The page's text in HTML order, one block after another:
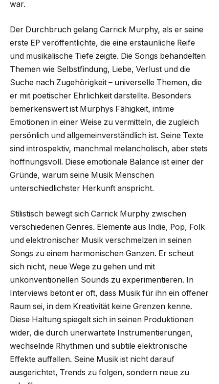
war.
Der Durchbruch gelang Carrick Murphy, als er seine
erste EP veröffentlichte, die eine erstaunliche Reife
und musikalische Tiefe zeigte. Die Songs behandelten
Themen wie Selbstfindung, Liebe, Verlust und die
Suche nach Zugehörigkeit – universelle Themen, die
er mit poetischer Ehrlichkeit darstellte. Besonders
bemerkenswert ist Murphys Fähigkeit, intime
Emotionen in einer Weise zu vermitteln, die zugleich
persönlich und allgemeinverständlich ist. Seine Texte
sind introspektiv, manchmal melancholisch, aber stets
hoffnungsvoll. Diese emotionale Balance ist einer der
Gründe, warum seine Musik Menschen
unterschiedlichster Herkunft anspricht.
Stilistisch bewegt sich Carrick Murphy zwischen
verschiedenen Genres. Elemente aus Indie, Pop, Folk
und elektronischer Musik verschmelzen in seinen
Songs zu einem harmonischen Ganzen. Er scheut
sich nicht, neue Wege zu gehen und mit
unkonventionellen Sounds zu experimentieren. In
Interviews betont er oft, dass Musik für ihn ein offener
Raum sei, in dem Kreativität keine Grenzen kenne.
Diese Haltung spiegelt sich in seinen Produktionen
wider, die durch unerwartete Instrumentierungen,
wechselnde Rhythmen und subtile elektronische
Effekte auffallen. Seine Musik ist nicht darauf
ausgerichtet, Trends zu folgen, sondern neue zu